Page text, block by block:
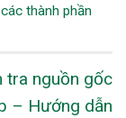
các thành phần
tra nguồn gốc
– Hướng dẫn